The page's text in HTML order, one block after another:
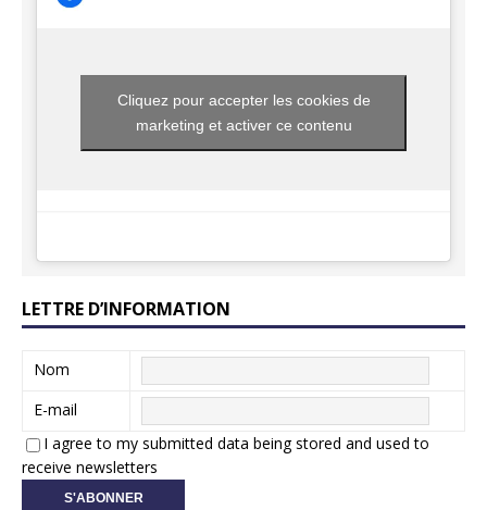
Cliquez pour accepter les cookies de
marketing et activer ce contenu
LETTRE D’INFORMATION
Nom
E-mail
I agree to my submitted data being stored and used to
receive newsletters